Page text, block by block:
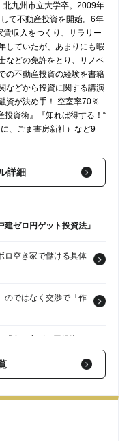
北九州市立大学卒。2009年
て不動産投資を開始。6年
収入をつくり、サラリー
していたが、あまりにも暇
などの免許をとり、リノベ
の不動産投資の経験を書籍
などから投資に関する講演
資が決め手！ 空室率70％
投資術』『知れば得する！“
、ごま書房新社）など9
詳細
ゼロ円ゲット投資法」
ロ空き家で儲ける具体
のではなく交渉で「作